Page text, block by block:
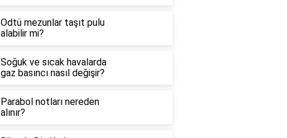
Odtü mezunlar taşıt pulu
alabilir mi?
Soğuk ve sıcak havalarda
gaz basıncı nasıl değişir?
Parabol notları nereden
alınır?